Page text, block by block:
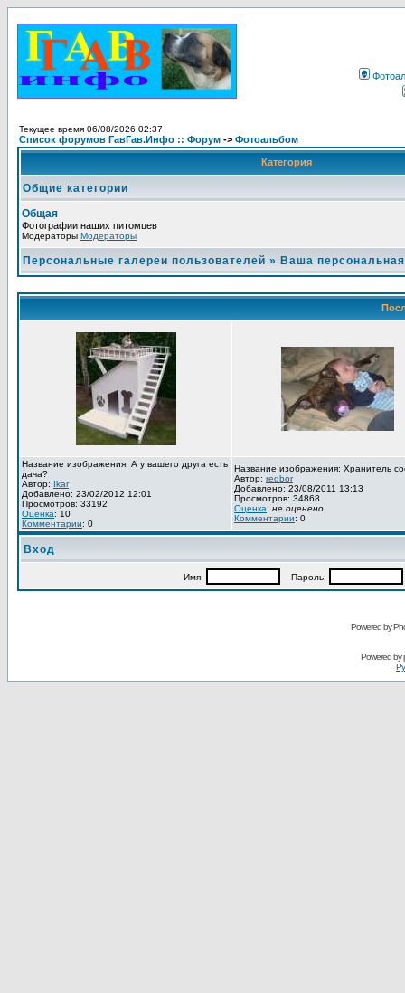
Текущее время 06/08/2026 02:37
Список форумов ГавГав.Инфо :: Форум -> Фотоальбом
Категория
Общие категории
Общая
Фотографии наших питомцев
Модераторы Модераторы
Персональные галереи пользователей » Ваша
Название изображения: А у вашего друга есть
дача?
Автор: Ikar
Добавлено: 23/02/2012 12:01
Просмотров: 33192
Оценка: 10
Комментарии: 0
Название изображения: Хранитель
Автор: redbor
Добавлено: 23/08/2011 13:13
Просмотров: 34868
Оценка: не оценено
Комментарии: 0
Вход
Имя: Пароль:
Powered by
Powered by